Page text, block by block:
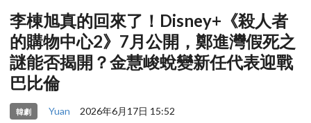
李棟旭真的回來了！Disney+《殺人者
的購物中心2》7月公開，鄭進灣假死之
謎能否揭開？金慧峻蛻變新任代表迎戰
巴比倫
韓劇 Yuan 2026年6月17日 15:52